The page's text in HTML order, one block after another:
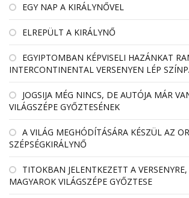
EGY NAP A KIRÁLYNŐVEL
ELREPÜLT A KIRÁLYNŐ
EGYIPTOMBAN KÉPVISELI HAZÁNKAT
INTERCONTINENTAL VERSENYEN LÉP
JOGSIJA MÉG NINCS, DE AUTÓJA MÁR
VILÁGSZÉPE GYŐZTESÉNEK
A VILÁG MEGHÓDÍTÁSÁRA KÉSZÜL AZ
SZÉPSÉGKIRÁLYNŐ
TITOKBAN JELENTKEZETT A
MAGYAROK VILÁGSZÉPE GYŐZTESE